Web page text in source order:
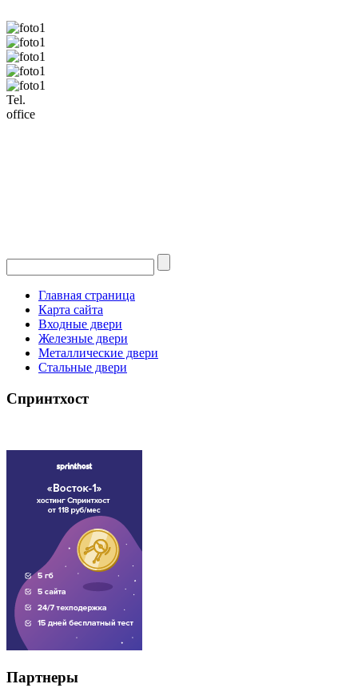
Tel.
office
Главная страница
Карта сайта
Входные двери
Железные двери
Металлические двери
Стальные двери
Спринтхост
Партнеры